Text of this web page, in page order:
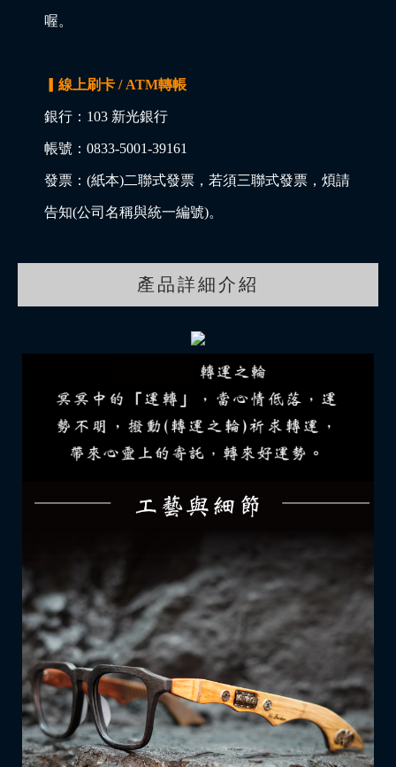
喔。
▎線上刷卡 / ATM轉帳
銀行：103 新光銀行
帳號：0833-5001-39161
發票：(紙本)二聯式發票，若須三聯式發票，煩請
告知(公司名稱與統一編號)。
產品詳細介紹